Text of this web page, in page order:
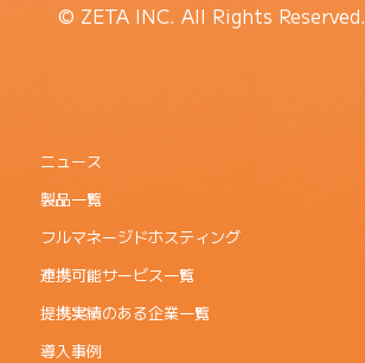
© ZETA INC. All Rights Reserved.
ニュース
製品一覧
フルマネージドホスティング
連携可能サービス一覧
提携実績のある企業一覧
導入事例